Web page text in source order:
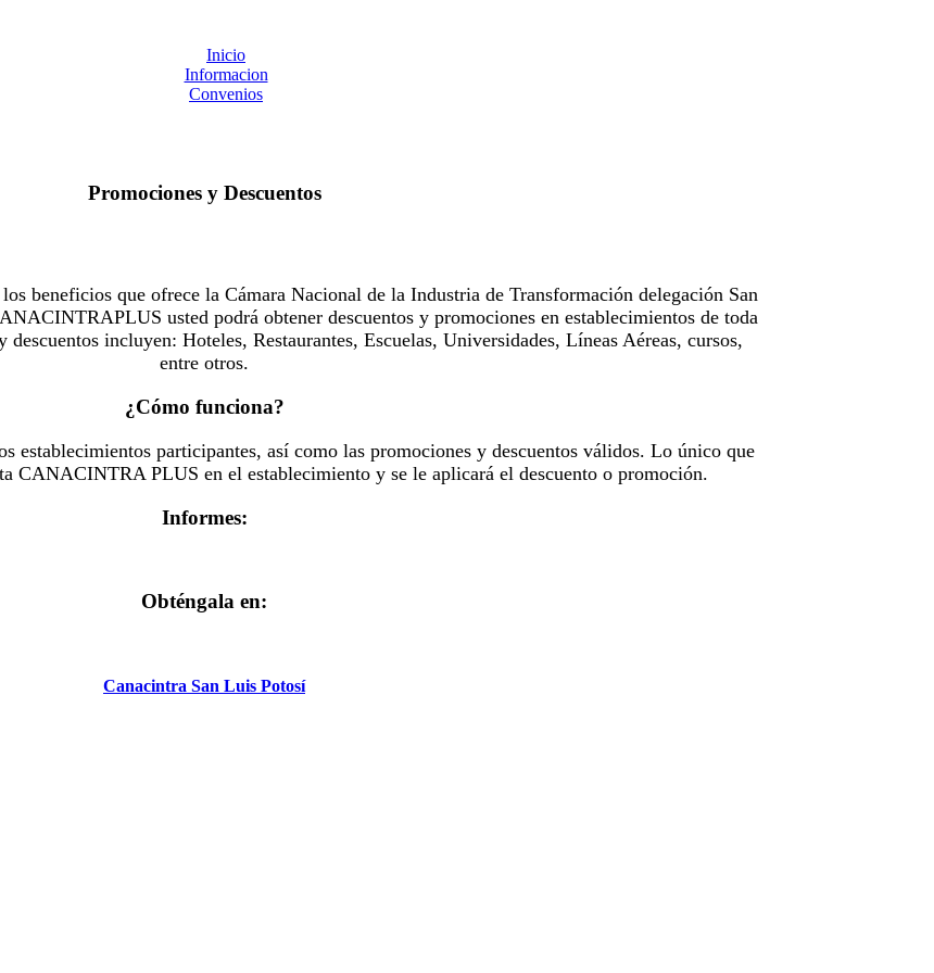
Inicio
Informacion
Convenios
Promociones y Descuentos
beneficios que ofrece la Cámara Nacional de la Industria de Transformación delegación San
usted podrá obtener descuentos y promociones en establecimientos de toda
incluyen: Hoteles, Restaurantes, Escuelas, Universidades, Líneas Aéreas, cursos,
entre otros.
¿Cómo funciona?
establecimientos participantes, así como las promociones y descuentos válidos. Lo único que
CANACINTRA PLUS en el establecimiento y se le aplicará el descuento o promoción.
Informes:
Obténgala en:
Canacintra San Luis Potosí